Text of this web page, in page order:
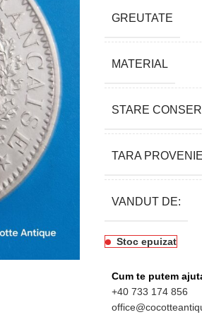
GREUTATE
MATERIAL
STARE
TARA
VANDUT DE:
Stoc epuizat
Cum te putem
+40 733 174 856